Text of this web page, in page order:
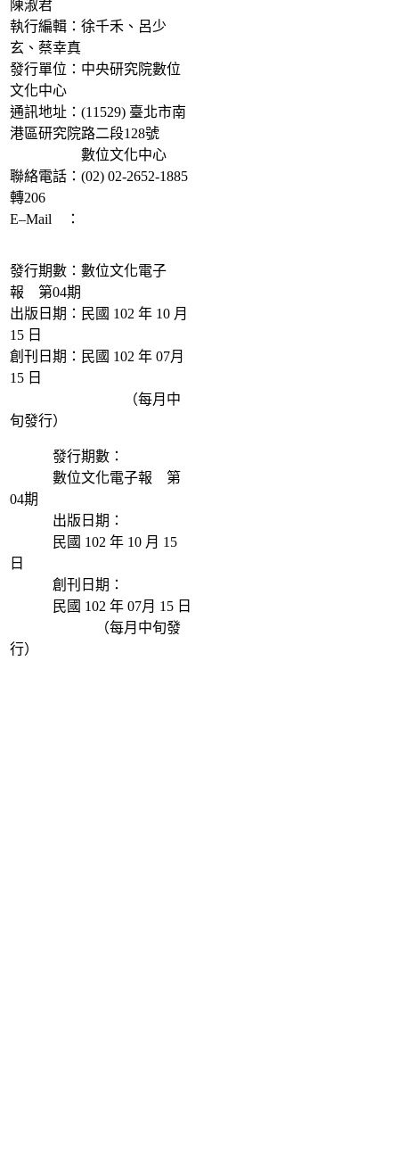
陳淑君
執行編輯：徐千禾、呂少
玄、蔡幸真
發行單位：中央研究院數位
文化中心
通訊地址：(11529) 臺北市南
港區研究院路二段128號
數位文化中心
聯絡電話：(02) 02-2652-1885
轉206
E–Mail ：
發行期數：數位文化電子
報 第04期
出版日期：民國 102 年 10 月
15 日
創刊日期：民國 102 年 07月
15 日
（每月中
旬發行）
發行期數：
數位文化電子報 第
04期
出版日期：
民國 102 年 10 月 15
日
創刊日期：
民國 102 年 07月 15 日
（每月中旬發
行）